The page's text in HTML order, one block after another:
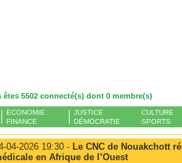
êtes 5502 connecté(s) dont 0 membre(s)
ECONOMIE
FINANCE
JUSTICE
DÉMOCRATIE
CULTURE
SPORTS
04-2026 19:30 - Le CNC de Nouakchott
en Afrique de l’Ouest